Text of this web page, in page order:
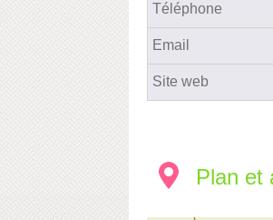
Téléphone
Email
Site web
Plan et